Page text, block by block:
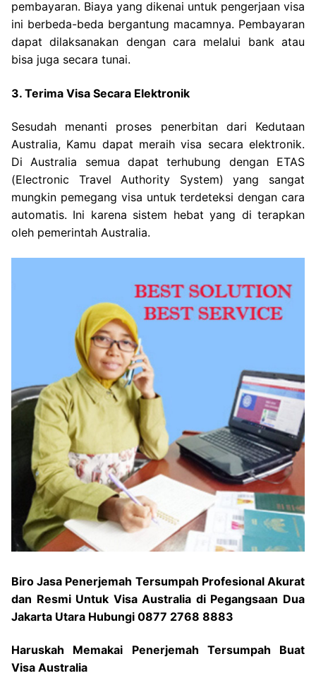
pembayaran. Biaya yang dikenai untuk pengerjaan visa
ini berbeda-beda bergantung macamnya. Pembayaran
dapat dilaksanakan dengan cara melalui bank atau
bisa juga secara tunai.
3. Terima Visa Secara Elektronik
Sesudah menanti proses penerbitan dari Kedutaan
Australia, Kamu dapat meraih visa secara elektronik.
Di Australia semua dapat terhubung dengan ETAS
(Electronic Travel Authority System) yang sangat
mungkin pemegang visa untuk terdeteksi dengan cara
automatis. Ini karena sistem hebat yang di terapkan
oleh pemerintah Australia.
Biro Jasa Penerjemah Tersumpah Profesional Akurat
dan Resmi Untuk Visa Australia di Pegangsaan Dua
Jakarta Utara Hubungi 0877 2768 8883
Haruskah Memakai Penerjemah Tersumpah Buat
Visa Australia